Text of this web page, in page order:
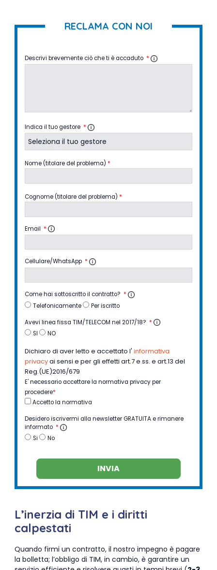
RECLAMA CON NOI
Descrivi brevemente ciò che ti è accaduto *
Indica il tuo gestore *
Nome (titolare del problema) *
Cognome (titolare del problema) *
Email *
Cellulare/WhatsApp *
Come hai sottoscritto il contratto? *
Telefonicamente
Per iscritto
Avevi linea fissa TIM/TELECOM nel 2017/18? *
SI
NO
Dichiaro di aver letto e accettato l' informativa
privacyai sensi e per gli effetti art.7 e ss. e art.13 del
Reg.(UE)2016/679
E' necessario accettare la normativa privacy per
procedere*
Accetto la normativa
Desidero iscrivermi alla newsletter GRATUITA e rimanere
informato *
Si
No
INVIA
L’inerzia di TIM e i diritti
calpestati
Quando firmi un contratto, il nostro impegno è pagare
la bolletta; l’obbligo di TIM, in cambio, è garantire un